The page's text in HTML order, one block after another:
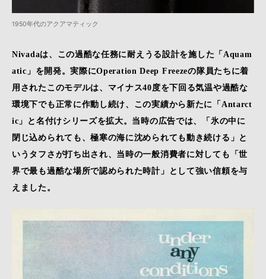
1950年代のアクアマティック
Nivadaは、この過酷な任務に耐えうる設計を施した「Aquam
atic」を開発。実際にOperation Deep Freezeの隊員たちに着
用されたこのモデルは、マイナス40度を下回る気温や過酷な
環境下でも正常に作動し続け、この実績から新たに「Antarct
ic」と名付けシリーズを拡大。当時の広告では、「氷の中に
閉じ込められても、極寒の海に沈められても動き続ける」と
いうタフさが打ち出され、当時の一般消費者に対しても「世
界で最も過酷な場所で認められた時計」として強い信頼を与
えました。